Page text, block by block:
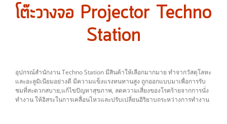
โต๊ะวางจอ Projector Techno
Station
อุปกรณ์สำนักงาน Techno Station มีสินค้าให้เลือกมากมาย ทำจากวัสดุโลหะ
และอะลูมิเนียมอย่างดี มีความแข็งแรงทนทานสูง ถูกออกแบบมาเพื่อการรับ
ชมที่สะดวกสบาย,แก้ไขปัญหาสุขภาพ, ลดความเสี่ยงของโรคร้ายจากการนั่ง
ทำงาน ให้อิสระในการเคลื่อนไหวและปรับเปลี่ยนอิริยาบถระหว่างการทำงาน